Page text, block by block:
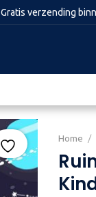
Gratis verzending
Home /